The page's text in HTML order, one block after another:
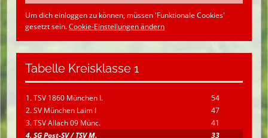
Um dich einloggen zu können, müssen 'Funktionale Cookies'
gesetzt sein.Cookie-Einstellungen ändern
Tabelle Kreisklasse 1
1. TSV 1860 München I.
54
2. SV München Laim I
47
3. TSV Allach 09 Münc.
41
4. SG Post-SV / TSV M.
33